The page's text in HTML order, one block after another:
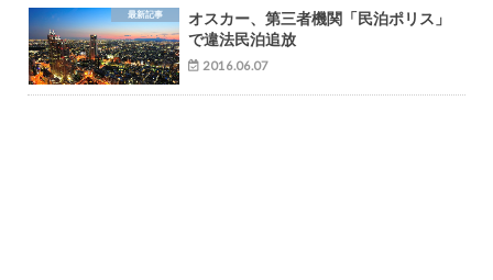
最新記事
オスカー、第三者機関「民泊ポリス」
で違法民泊追放
2016.06.07